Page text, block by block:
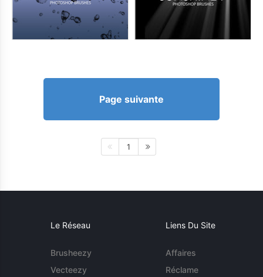
Page suivante
1
Le Réseau
Brusheezy
Vecteezy
Liens Du Site
Affaires
Réclame